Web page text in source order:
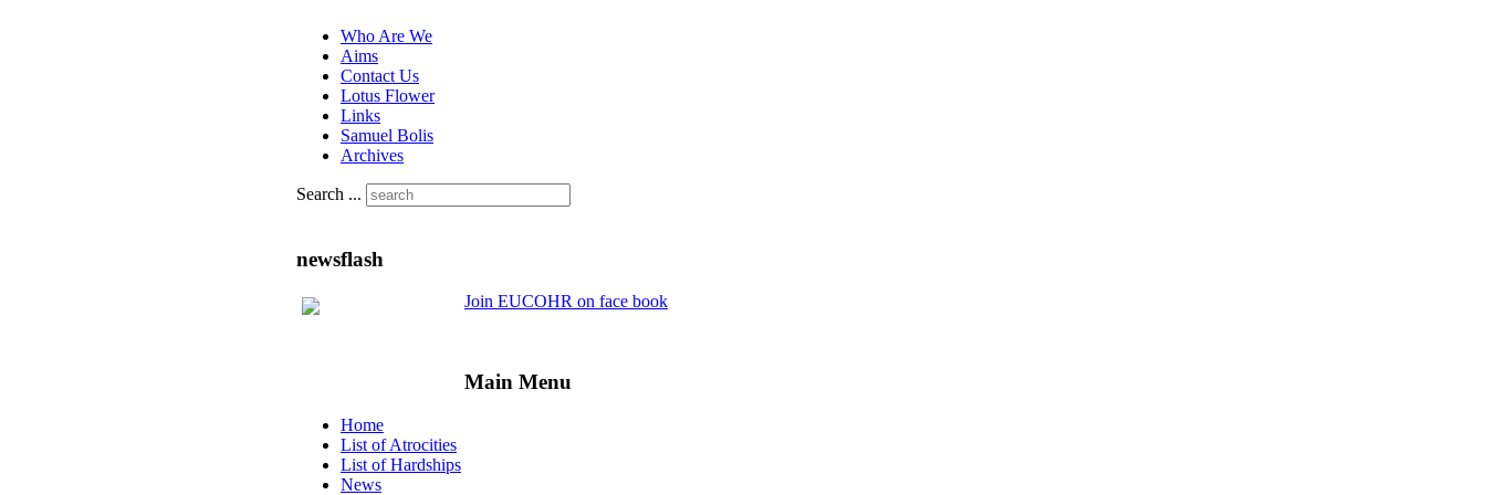
Who Are We
Aims
Contact Us
Lotus Flower
Links
Samuel Bolis
Archives
Search ...
newsflash
Join EUCOHR on face book
Main Menu
Home
List of Atrocities
List of Hardships
News